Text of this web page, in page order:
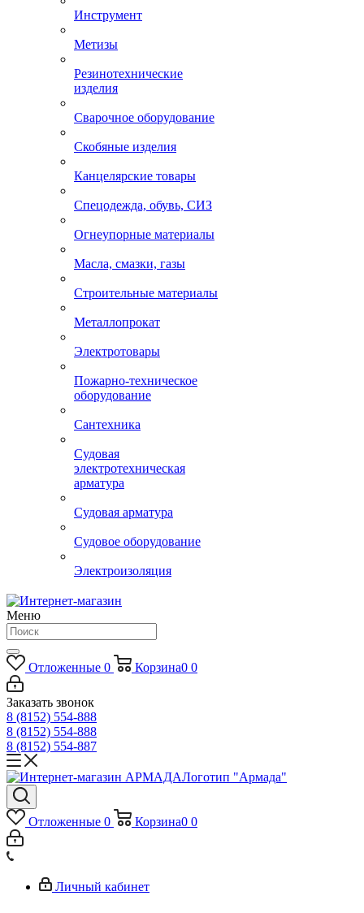
Инструмент
Метизы
Резинотехнические
изделия
Сварочное оборудование
Скобяные изделия
Канцелярские товары
Спецодежда, обувь, СИЗ
Огнеупорные материалы
Масла, смазки, газы
Строительные материалы
Металлопрокат
Электротовары
Пожарно-техническое
оборудование
Сантехника
Судовая
электротехническая
арматура
Судовая арматура
Судовое оборудование
Электроизоляция
Меню
Отложенные 0 Корзина0 0
Заказать звонок
8 (8152) 554-888
8 (8152) 554-888
8 (8152) 554-887
Логотип "Армада"
Отложенные 0 Корзина0 0
Личный кабинет